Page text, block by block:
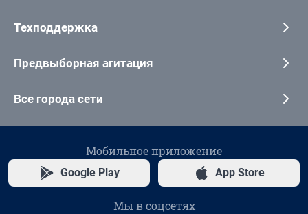
Техподдержка
Предвыборная агитация
Все города сети
Мобильное приложение
Google Play App Store
Мы в соцсетях